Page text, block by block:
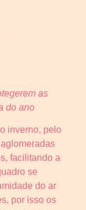
as
do ano
inverno, pelo
facilitando a
se
do ar
por isso os